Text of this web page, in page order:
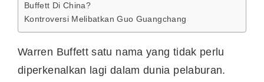
Buffett Di China?
Kontroversi Melibatkan Guo Guangchang
Warren Buffett satu nama yang tidak perlu
diperkenalkan lagi dalam dunia pelaburan.